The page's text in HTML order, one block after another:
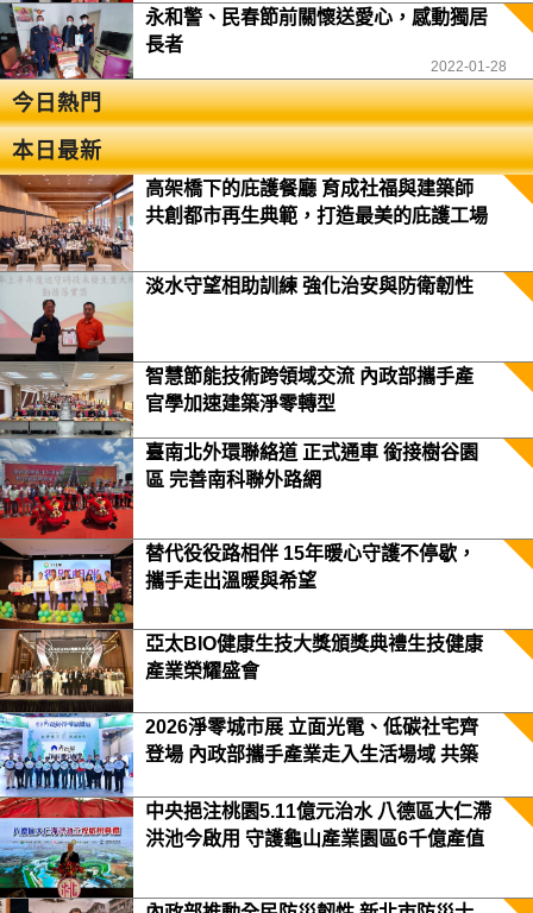
永和警、民春節前關懷送愛心，感動獨居
長者
2022-01-28
今日熱門
本日最新
高架橋下的庇護餐廳 育成社福與建築師
共創都市再生典範，打造最美的庇護工場
淡水守望相助訓練 強化治安與防衛韌性
智慧節能技術跨領域交流 內政部攜手產
官學加速建築淨零轉型
臺南北外環聯絡道 正式通車 銜接樹谷園
區 完善南科聯外路網
替代役役路相伴 15年暖心守護不停歇，
攜手走出溫暖與希望
亞太BIO健康生技大獎頒獎典禮生技健康
產業榮耀盛會
2026淨零城市展 立面光電、低碳社宅齊
登場 內政部攜手產業走入生活場域 共築
中央挹注桃園5.11億元治水 八德區大仁滯
洪池今啟用 守護龜山產業園區6千億產值